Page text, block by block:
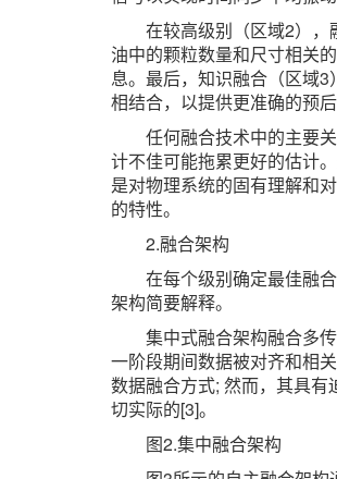
在较高级别（区域2）
油中的颗粒数量和尺寸相关
息。最后，知识融合（区域
相结合，以提供更准确的预后
任何融合技术中的主要
计不佳可能拖累更好的估计
是对物理系统的固有理解和
的特性。
2.融合架构
在每个级别确定最佳融
架构简要解释。
集中式融合架构融合多
一阶段期间数据被对齐和相
数据融合方式; 然而，其具
切实际的[3]。
图2.集中融合架构